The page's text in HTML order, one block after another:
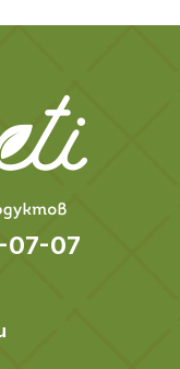
07-07